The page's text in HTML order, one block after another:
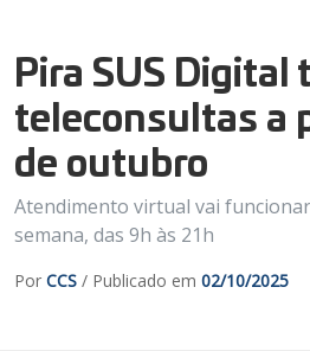
Pira SUS Digital
teleconsultas a
de outubro
Atendimento virtual vai
semana, das 9h às 21h
Por CCS / Publicado em 02/10/2025